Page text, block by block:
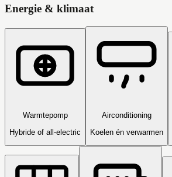
Energie & klimaat
Warmtepomp
Hybride of all-electric
Airconditioning
Koelen én verwarmen